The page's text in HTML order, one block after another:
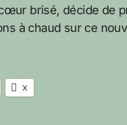
brisé, décide de
à chaud sur ce
X